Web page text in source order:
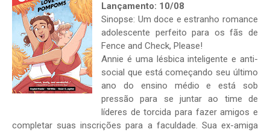
Lançamento: 10/08
Sinopse: Um doce e estranho romance
adolescente perfeito para os fãs de
Fence and Check, Please!
Annie é uma lésbica inteligente e anti-
social que está começando seu último
ano do ensino médio e está sob
pressão para se juntar ao time de
líderes de torcida para fazer amigos e
completar suas inscrições para a faculdade. Sua ex-amiga